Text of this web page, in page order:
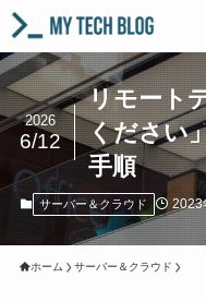
リモート
ください
手順
2026
6/12
サーバー＆クラウド 2023
ホーム サーバー＆クラウド